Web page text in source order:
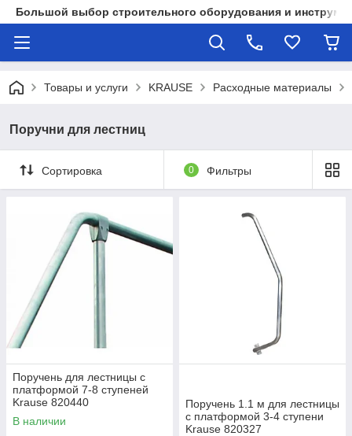
Большой выбор строительного оборудования и
Товары и услуги KRAUSE Расходные материалы
Поручни для лестниц
Сортировка 0 Фильтры
Поручень для лестницы с
платформой 7-8 ступеней
Krause 820440
В наличии
Поручень 1.1 м для лестницы
с платформой 3-4 ступени
Krause 820327